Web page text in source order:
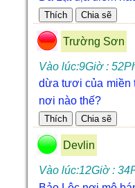
Trường Sơn
Vào lúc:9Giờ :
dừa tươi của miền
nơi nào thế?
Devlin
Vào lúc:12Giờ :